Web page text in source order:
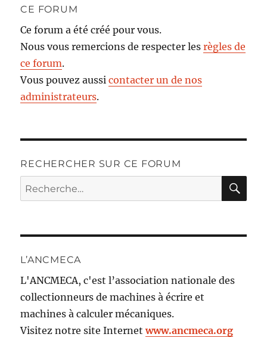
CE FORUM
Ce forum a été créé pour vous.
Nous vous remercions de respecter lesrègles de
ce forum.
Vous pouvez aussicontacter un de nos
administrateurs.
RECHERCHER SUR CE FORUM
Recherche
pour :
L’ANCMECA
L'ANCMECA, c'est l’association nationale des
collectionneurs de machines à écrire et
machines à calculer mécaniques.
Visitez notre site Internetwww.ancmeca.org